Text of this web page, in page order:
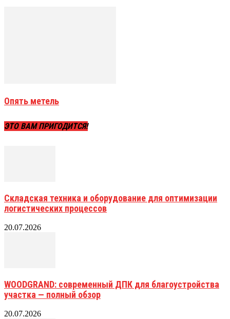
Опять метель
ЭТО ВАМ ПРИГОДИТСЯ!
Складская техника и оборудование для оптимизации
логистических процессов
20.07.2026
WOODGRAND: современный ДПК для благоустройства
участка — полный обзор
20.07.2026